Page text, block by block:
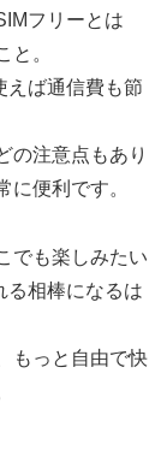
フリーとは
と。
えば通信費も節
の注意点もあり
に便利です。
でも楽しみたい
る相棒になるは
もっと自由で快